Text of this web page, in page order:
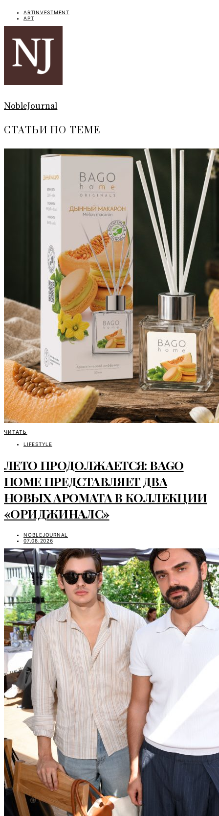
ARTINVESTMENT
АРТ
NobleJournal
СТАТЬИ ПО ТЕМЕ
ЧИТАТЬ
LIFESTYLE
ЛЕТО ПРОДОЛЖАЕТСЯ: BAGO
HOME ПРЕДСТАВЛЯЕТ ДВА
НОВЫХ АРОМАТА В КОЛЛЕКЦИИ
«ОРИДЖИНАЛС»
NOBLEJOURNAL
07.08.2026